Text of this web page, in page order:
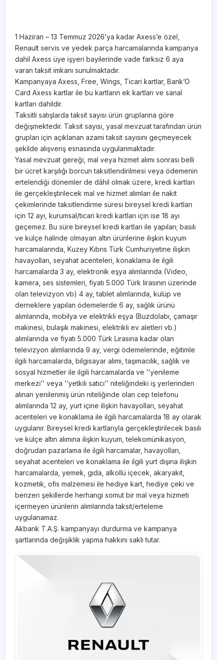
1 Haziran – 13 Temmuz 2026’ya kadar Axess’e özel,
Renault servis ve yedek parça harcamalarında kampanya
dahil Axess üye işyeri bayilerinde vade farksız 6 aya
varan taksit imkanı sunulmaktadır.
Kampanyaya Axess, Free, Wings, Ticari kartlar, Bank’O
Card Axess kartlar ile bu kartların ek kartları ve sanal
kartları dahildir.
Taksitli satışlarda taksit sayısı ürün gruplarına göre
değişmektedir. Taksit sayısı, yasal mevzuat tarafından ürün
grupları için açıklanan azami taksit sayısını geçmeyecek
şekilde alışveriş esnasında uygulanmaktadır.
Yasal mevzuat gereği, mal veya hizmet alımı sonrası belli
bir ücret karşılığı borcun taksitlendirilmesi veya ödemenin
ertelendiği dönemler de dâhil olmak üzere, kredi kartları
ile gerçekleştirilecek mal ve hizmet alımları ile nakit
çekimlerinde taksitlendirme süresi bireysel kredi kartları
için 12 ayı, kurumsal/ticari kredi kartları için ise 18 ayı
geçemez. Bu süre bireysel kredi kartları ile yapılan; basılı
ve külçe halinde olmayan altın ürünlerine ilişkin kuyum
harcamalarında, Kuzey Kıbrıs Türk Cumhuriyetine ilişkin
havayolları, seyahat acenteleri, konaklama ile ilgili
harcamalarda 3 ay, elektronik eşya alımlarında (Video,
kamera, ses sistemleri, fiyatı 5.000 Türk lirasının üzerinde
olan televizyon vb) 4 ay, tablet alımlarında, kulüp ve
derneklere yapılan ödemelerde 6 ay, sağlık ürünü
alımlarında, mobilya ve elektrikli eşya (Buzdolabı, çamaşır
makinesi, bulaşık makinesi, elektrikli ev aletleri vb.)
alımlarında ve fiyatı 5.000 Türk Lirasına kadar olan
televizyon alımlarında 9 ay, vergi ödemelerinde, eğitimle
ilgili harcamalarda, bilgisayar alımı, taşımacılık, sağlık ve
sosyal hizmetler ile ilgili harcamalarda ve ’’yenileme
merkezi’’ veya ’’yetkili satıcı’’ niteliğindeki iş yerlerinden
alınan yenilenmiş ürün niteliğinde olan cep telefonu
alımlarında 12 ay, yurt içine ilişkin havayolları, seyahat
acenteleri ve konaklama ile ilgili harcamalarda 18 ay olarak
uygulanır. Bireysel kredi kartlarıyla gerçekleştirilecek basılı
ve külçe altın alımına ilişkin kuyum, telekomünikasyon,
doğrudan pazarlama ile ilgili harcamalar, havayolları,
seyahat acenteleri ve konaklama ile ilgili yurt dışına ilişkin
harcamalarda, yemek, gıda, alkollü içecek, akaryakıt,
kozmetik, ofis malzemesi ile hediye kart, hediye çeki ve
benzeri şekillerde herhangi somut bir mal veya hizmeti
içermeyen ürünlerin alımlarında taksit/erteleme
uygulanamaz.
Akbank T.A.Ş. kampanyayı durdurma ve kampanya
şartlarında değişiklik yapma hakkını saklı tutar.